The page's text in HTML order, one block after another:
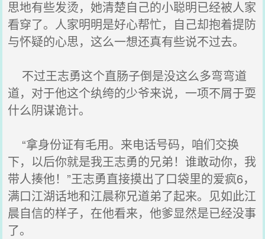
思地有些发烫，她清楚自己的小聪明已经被人家
看穿了。人家明明是好心帮忙，自己却抱着提防
与怀疑的心思，这么一想还真有些说不过去。
不过王志勇这个直肠子倒是没这么多弯弯道
道，对于他这个纨绔的少爷来说，一项不屑于耍
什么阴谋诡计。
“拿身份证有毛用。来电话号码，咱们交换
下，以后你就是我王志勇的兄弟！谁敢动你，我
带人揍他！”王志勇直接摸出了口袋里的爱疯6，
满口江湖话地和江晨称兄道弟了起来。见如此江
晨自信的样子，在他看来，他爹显然是已经没事
了。